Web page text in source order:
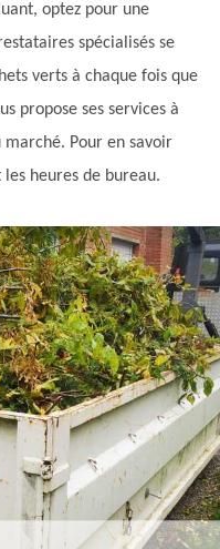
optez pour une
spécialisés se
verts à chaque fois que
propose ses services à
Pour en savoir
les heures de bureau.